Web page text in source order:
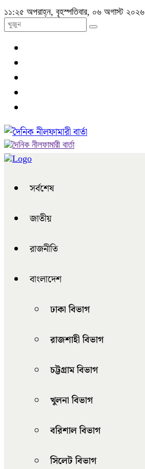
১১:২৫ অপরাহ্ন, বৃহস্পতিবার, ০৬ অগাস্ট ২০২৬
সর্বশেষ
জাতীয়
রাজনীতি
বাংলাদেশ
ঢাকা বিভাগ
রাজশাহী বিভাগ
চট্টগ্রাম বিভাগ
খুলনা বিভাগ
বরিশাল বিভাগ
সিলেট বিভাগ